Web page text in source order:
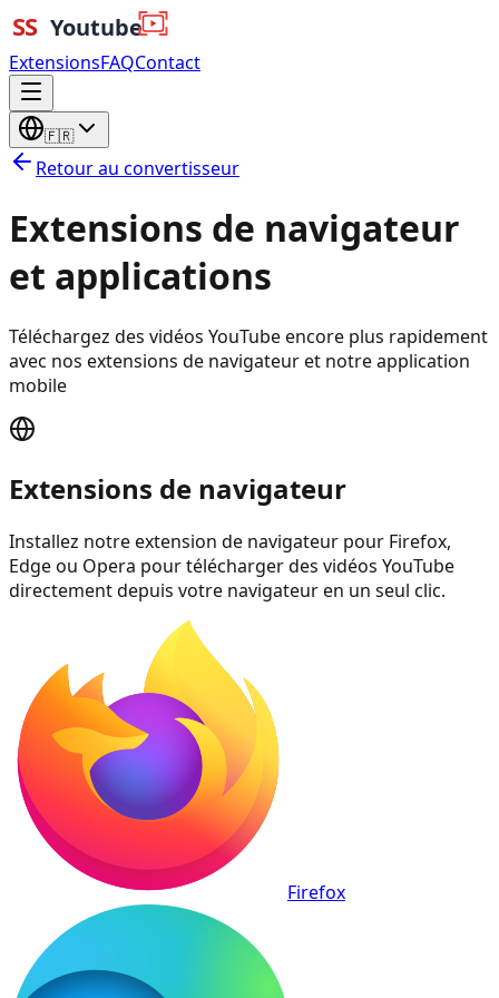
ExtensionsFAQContact
🇫🇷
Retour au convertisseur
Extensions de navigateur
et applications
Téléchargez des vidéos YouTube encore plus rapidement
avec nos extensions de navigateur et notre application
mobile
Extensions de navigateur
Installez notre extension de navigateur pour Firefox,
Edge ou Opera pour télécharger des vidéos YouTube
directement depuis votre navigateur en un seul clic.
Firefox